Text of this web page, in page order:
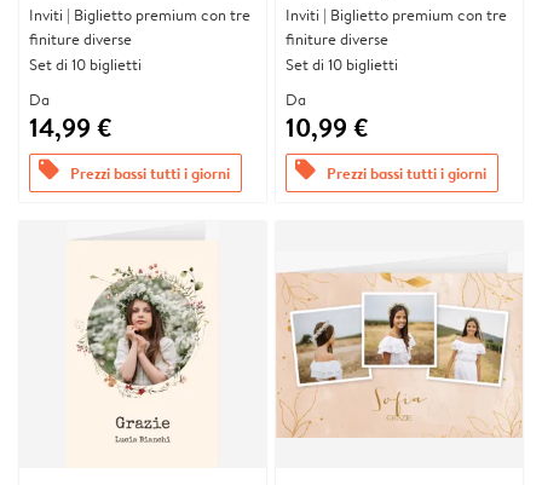
Inviti | Biglietto premium con tre
finiture diverse
Set di 10 biglietti
Da
14,99 €
offers Prezzi bassi tutti i giorni
Inviti | Biglietto premium con tre
finiture diverse
Set di 10 biglietti
Da
10,99 €
offers Prezzi bassi tutti i giorni